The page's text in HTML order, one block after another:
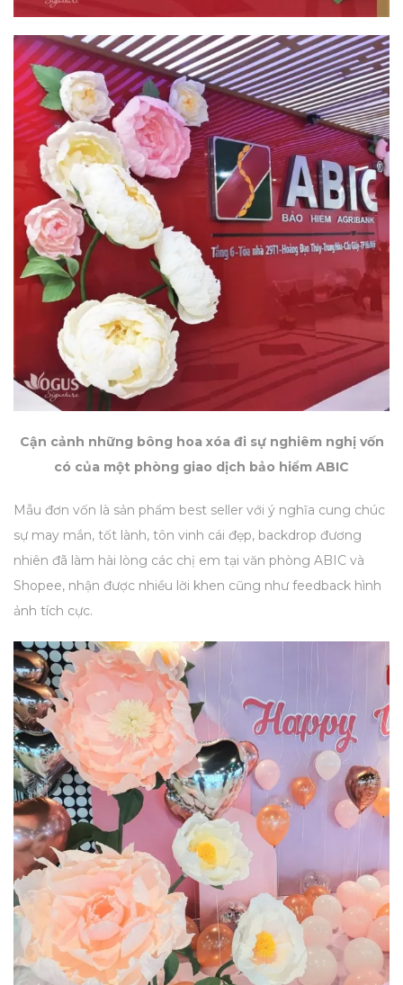
Cận cảnh những bông hoa xóa đi sự nghiêm nghị vốn
có của một phòng giao dịch bảo hiểm ABIC
Mẫu đơn vốn là sản phẩm best seller với ý nghĩa cung chúc
sự may mắn, tốt lành, tôn vinh cái đẹp, backdrop đương
nhiên đã làm hài lòng các chị em tại văn phòng ABIC và
Shopee, nhận được nhiều lời khen cũng như feedback hình
ảnh tích cực.